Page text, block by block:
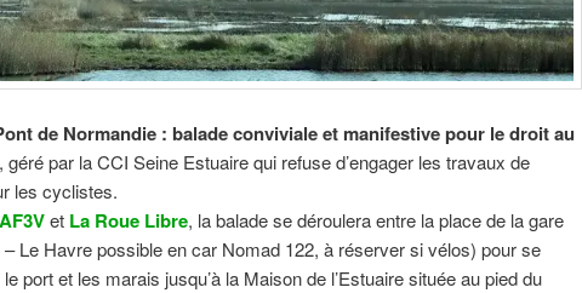
de Normandie : balade conviviale et manifestivepour le droit au
géré par la CCI Seine Estuaire qui refuse d’engager les travaux de
les cyclistes.
AF3Vet La Roue Libre, la balade se déroulera entre la place de la gare
Le Havre possible en car Nomad 122, à réserver si vélos) pour se
port et les marais jusqu’à la Maison de l’Estuaire située au pied du